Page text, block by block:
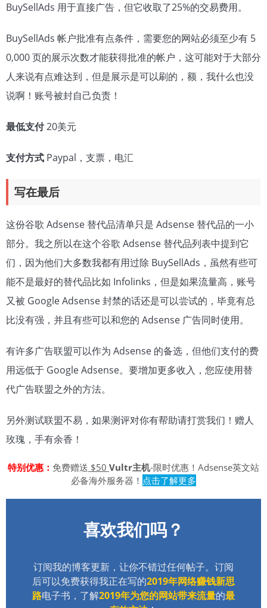
BuySellAds 用于直接广告，但它收取了25%的交易费用。
BuySellAds 帐户批准有点条件，需要您的网站必须至少有 5
0,000 页的展示次数才能获得批准的帐户，这可能对于大部分
人来说有点难达到，但是展示是可以刷的，额，我什么也没
说啊！账号被封自己负责！
最低支付20美元
支付方式 Paypal，支票，电汇
写在最后
这份谷歌 Adsense 替代品清单只是 Adsense 替代品的一小
部分。我之所以在这个谷歌 Adsense 替代品列表中提到它
们，因为他们大多数我都有用过除 BuySellAds，虽然有些可
能不是最好的替代品比如 Infolinks，但是如果流量高，账号
又被 Google Adsense 封禁的话还是可以尝试的，毕竟有总
比没有强，并且有些可以和您的 Adsense 广告同时使用。
有许多广告联盟可以作为 Adsense 的备选，但他们支付的费
用远低于 Google Adsense。要增加更多收入，您应使用替
代广告联盟之外的方法。
另外测试联盟不易，如果测评对你有帮助请打赏我们！赠人
玫瑰，手有余香！
特别优惠： 免费赠送 $50 Vultr主机-限时优惠！Adsense英文站
必备海外服务器！ 点击了解更多
喜欢我们吗？
订阅我的博客更新，让你不错过任何帖子。订阅
后可以免费获得我正在写的2019年网络赚钱新思
路电子书，了解2019年为您的网站带来流量的最